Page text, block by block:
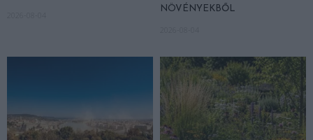
NÖVÉNYEKBŐL